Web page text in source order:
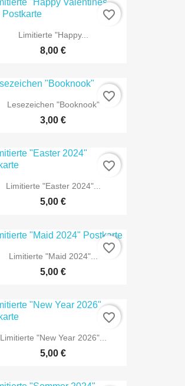
NUR ONLINE ERHÄLTLICH
Limitierte "Happy...
8,00 €
favorite_border
Lesezeichen "Booknook"
3,00 €
favorite_border
Limitierte "Easter 2024"...
5,00 €
favorite_border
Limitierte "Maid 2024"...
5,00 €
favorite_border
Limitierte "New Year 2026"...
5,00 €
favorite_border